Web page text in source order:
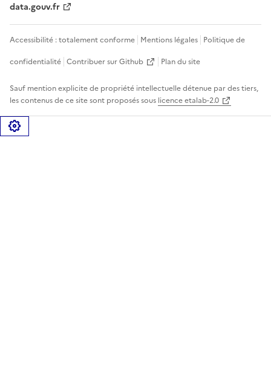
data.gouv.fr
Accessibilité : totalement conforme Mentions légales Politique de
confidentialité Contribuer sur Github Plan du site
Sauf mention explicite de propriété intellectuelle détenue par des tiers,
les contenus de ce site sont proposés sous licence etalab-2.0
Gérer les cookies